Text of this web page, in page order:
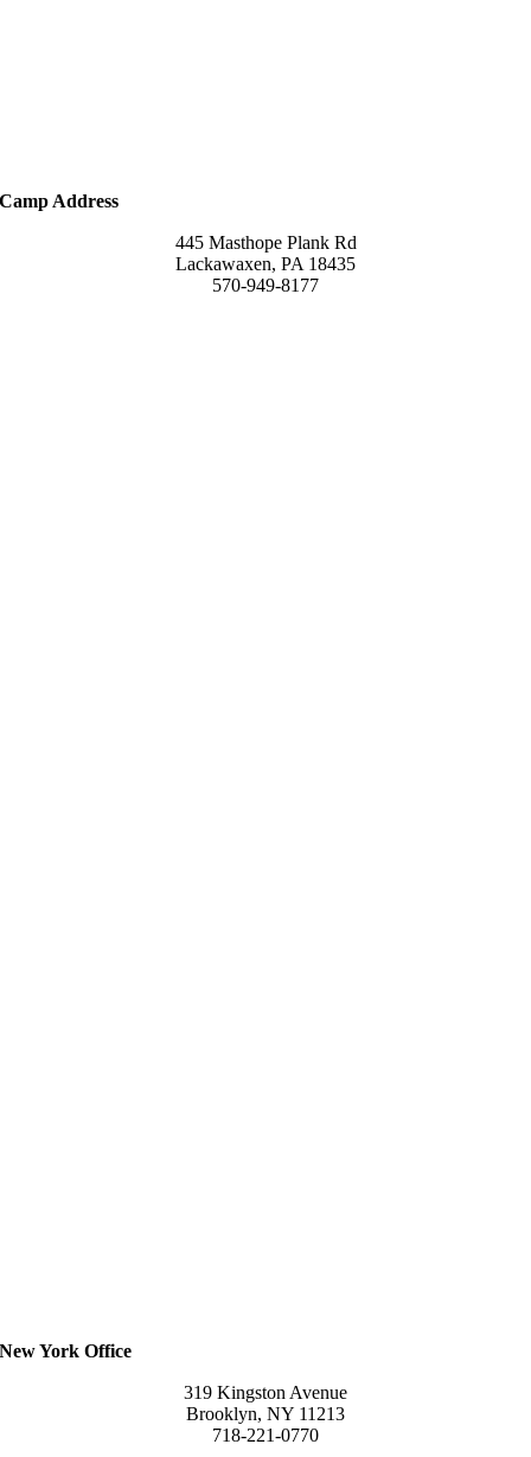
Camp Address
445 Masthope Plank Rd
Lackawaxen, PA 18435
570-949-8177
New York Office
319 Kingston Avenue
Brooklyn, NY 11213
718-221-0770